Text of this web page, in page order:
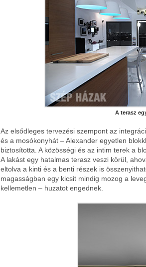
A terasz
Az elsődleges tervezési szempont az
és a mosókonyhát – Alexander egyetlen
biztosította. A közösségi és az intim terek a
A lakást egy hatalmas terasz veszi körül,
eltolva a kinti és a benti részek is
magasságban egy kicsit mindig mozog a
kellemetlen – huzatot engednek.